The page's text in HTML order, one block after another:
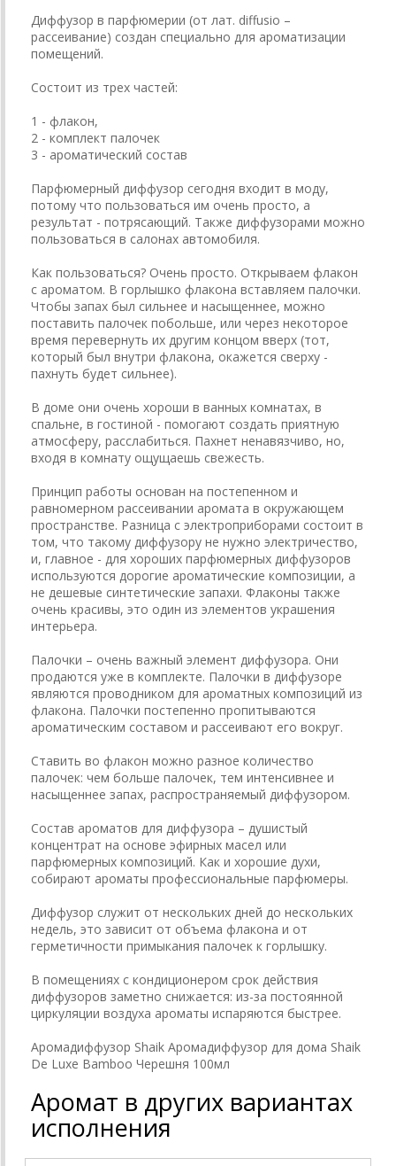
Диффузор в парфюмерии (от лат. diffusio –
рассеивание) создан специально для ароматизации
помещений.
Состоит из трех частей:
1 - флакон,
2 - комплект палочек
3 - ароматический состав
Парфюмерный диффузор сегодня входит в моду,
потому что пользоваться им очень просто, а
результат - потрясающий. Также диффузорами можно
пользоваться в салонах автомобиля.
Как пользоваться? Очень просто. Открываем флакон
с ароматом. В горлышко флакона вставляем палочки.
Чтобы запах был сильнее и насыщеннее, можно
поставить палочек побольше, или через некоторое
время перевернуть их другим концом вверх (тот,
который был внутри флакона, окажется сверху -
пахнуть будет сильнее).
В доме они очень хороши в ванных комнатах, в
спальне, в гостиной - помогают создать приятную
атмосферу, расслабиться. Пахнет ненавязчиво, но,
входя в комнату ощущаешь свежесть.
Принцип работы основан на постепенном и
равномерном рассеивании аромата в окружающем
пространстве. Разница с электроприборами состоит в
том, что такому диффузору не нужно электричество,
и, главное - для хороших парфюмерных диффузоров
используются дорогие ароматические композиции, а
не дешевые синтетические запахи. Флаконы также
очень красивы, это один из элементов украшения
интерьера.
Палочки – очень важный элемент диффузора. Они
продаются уже в комплекте. Палочки в диффузоре
являются проводником для ароматных композиций из
флакона. Палочки постепенно пропитываются
ароматическим составом и рассеивают его вокруг.
Ставить во флакон можно разное количество
палочек: чем больше палочек, тем интенсивнее и
насыщеннее запах, распространяемый диффузором.
Состав ароматов для диффузора – душистый
концентрат на основе эфирных масел или
парфюмерных композиций. Как и хорошие духи,
собирают ароматы профессиональные парфюмеры.
Диффузор служит от нескольких дней до нескольких
недель, это зависит от объема флакона и от
герметичности примыкания палочек к горлышку.
В помещениях с кондиционером срок действия
диффузоров заметно снижается: из-за постоянной
циркуляции воздуха ароматы испаряются быстрее.
Аромадиффузор Shaik Аромадиффузор для дома Shaik
De Luxe Bamboo Черешня 100мл
Аромат в других вариантах
исполнения